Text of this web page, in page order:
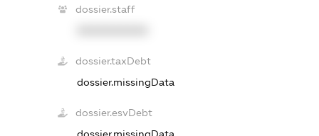
dossier.staff
dossier.taxDebt
dossier.missingData
dossier.esvDebt